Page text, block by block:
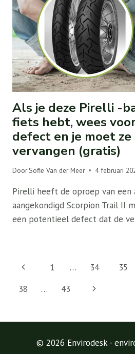
Als je deze Pirelli -
fiets hebt, wees
defect en je moet
vervangen (gratis)
DoorSofie Van der Meer 4 februari
Pirelli heeft de oproep van een
aangekondigd Scorpion Trail II
een potentieel defect dat de
Paginanavigatie
Vorige
pagina
1 … 34 35
38
… 43
Volgende
© 2026 Envirodesk -